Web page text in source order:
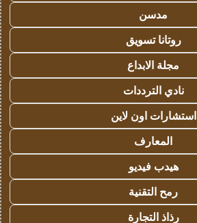
مدسن
روتانا تسويق
مجلة الابداع
نادي الترددات
استشارات اون لاين
المعارف
هيدب فيديو
رمح التقنية
رذاذ التجارة